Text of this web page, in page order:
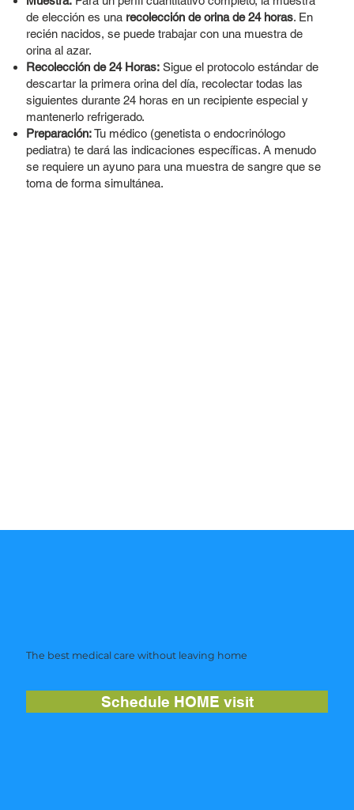
de elección es una recolección de orina de 24 horas. En
recién nacidos, se puede trabajar con una muestra de
orina al azar.
Recolección de 24 Horas:Sigue el protocolo estándar de
descartar la primera orina del día, recolectar todas las
siguientes durante 24 horas en un recipiente especial y
mantenerlo refrigerado.
Preparación:Tu médico (genetista o endocrinólogo
pediatra) te dará las indicaciones específicas. A menudo
se requiere un ayuno para una muestra de sangre que se
toma de forma simultánea.
The best medical care without leaving home
Schedule HOME visit